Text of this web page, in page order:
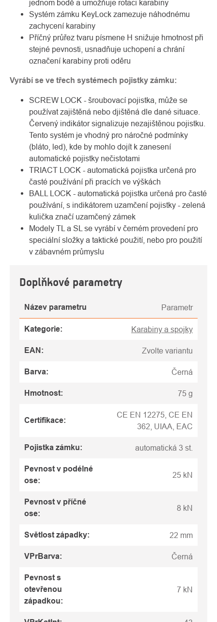
jednom bodě a umožňuje rotaci karabiny
Systém zámku KeyLock zamezuje náhodnému
zachycení karabiny
Příčný průřez tvaru písmene H snižuje hmotnost při
stejné pevnosti, usnadňuje uchopení a chrání
označení karabiny proti oděru
Vyrábí se ve třech systémech pojistky zámku:
SCREW LOCK - šroubovací pojistka, může se
používat zajištěná nebo djištěná dle dané situace.
Červený indikátor signalizuje nezajištěnou pojistku.
Tento systém je vhodný pro náročné podmínky
(bláto, led), kde by mohlo dojít k zanesení
automatické pojistky nečistotami
TRIACT LOCK - automatická pojistka určená pro
časté používání při pracích ve výškách
BALL LOCK - automatická pojistka určená pro časté
používání, s indikátorem uzamčení pojistky - zelená
kulička značí uzamčený zámek
Modely TL a SL se vyrábí v černém provedení pro
speciální složky a taktické použití, nebo pro použití
v zábavném průmyslu
Doplňkové parametry
Název parametru Parametr
Kategorie: Karabiny a spojky
EAN : Zvolte variantu
Barva: Černá
Hmotnost: 75 g
Certifikace:
CE EN 12275, CE EN
362, UIAA, EAC
Pojistka zámku: automatická 3 st.
Pevnost v podélné
ose:
25 kN
Pevnost v příčné
ose:
8 kN
Světlost západky: 22 mm
VPrBarva: Černá
Pevnost s
otevřenou
západkou:
7 kN